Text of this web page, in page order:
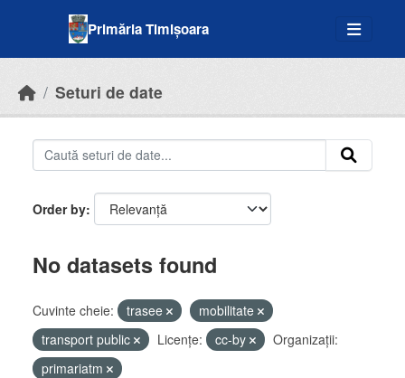
Primăria Timișoara
Seturi de date
Order by
No datasets found
Cuvinte cheie: trasee
mobilitate
transport public
Licenţe: cc-by
Organizații:
primariatm